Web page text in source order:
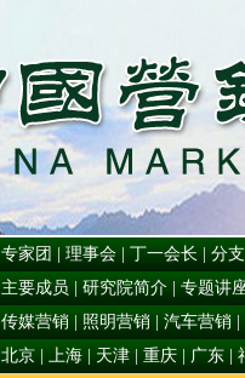
专家团 理事会 丁一会长
分
主要成员 研究院简介
专题讲
传媒营销 照明营销 汽车营销
北京 上海 天津 重庆 广东